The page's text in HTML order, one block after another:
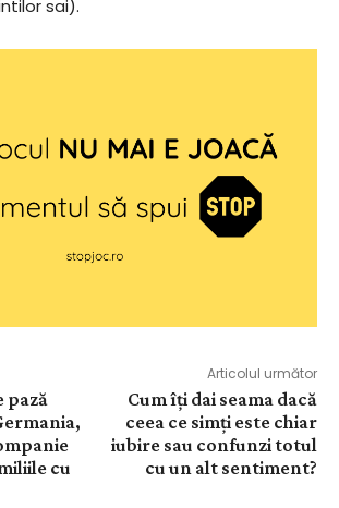
sai).
pază
cu
Articolul următor
Cum îți dai seama dacă
ceea ce simți este chiar
iubire sau confunzi totul
cu un alt sentiment?